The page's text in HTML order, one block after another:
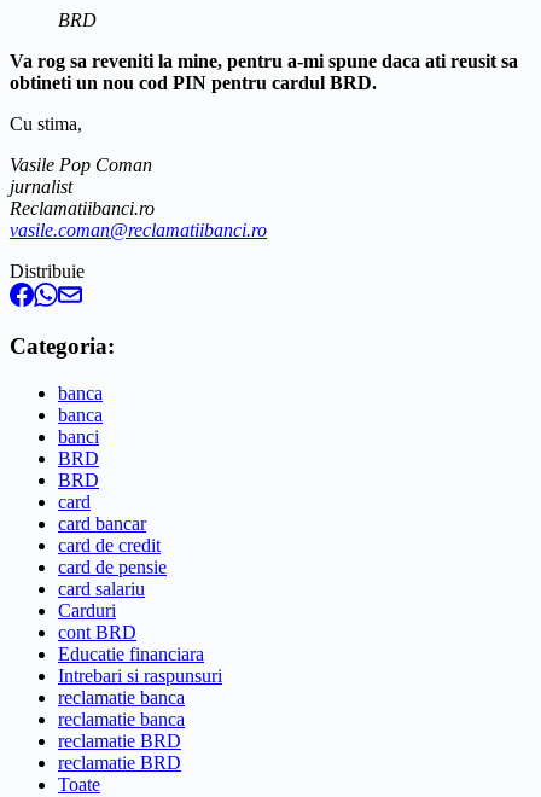
BRD
Va rog sa reveniti la mine, pentru a-mi spune daca ati reusit sa
obtineti un nou cod PIN pentru cardul BRD.
Cu stima,
Vasile Pop Coman
jurnalist
Reclamatiibanci.ro
vasile.coman@reclamatiibanci.ro
Distribuie
Categoria:
banca
banca
banci
BRD
BRD
card
card bancar
card de credit
card de pensie
card salariu
Carduri
cont BRD
Educatie financiara
Intrebari si raspunsuri
reclamatie banca
reclamatie banca
reclamatie BRD
reclamatie BRD
Toate